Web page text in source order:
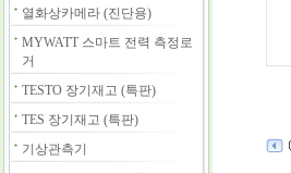
열화상카메라 (진단용)
MYWATT 스마트 전력 측정로
거
TESTO 장기재고 (특판)
TES 장기재고 (특판)
기상관측기